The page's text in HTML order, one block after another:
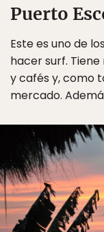
Puerto
Este es uno de
hacer surf.
y cafés y, como
mercado.